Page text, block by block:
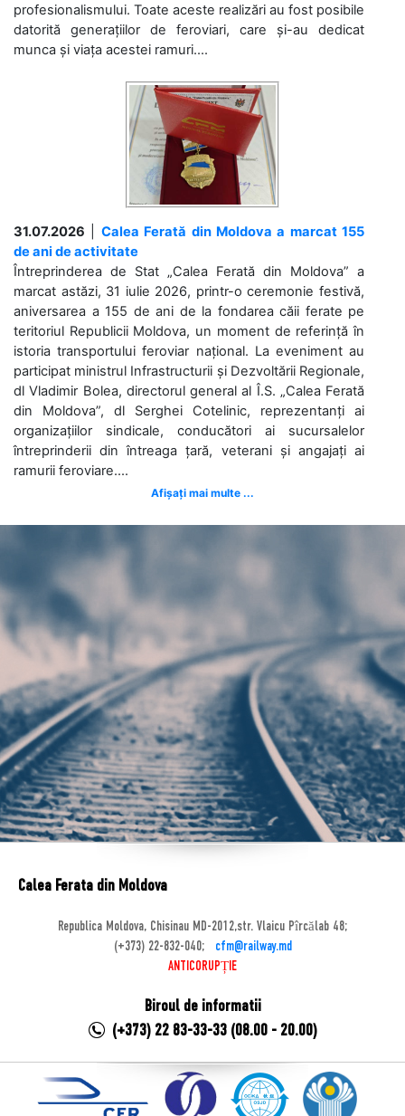
profesionalismului. Toate aceste realizări au fost posibile
datorită generațiilor de feroviari, care și-au dedicat
munca și viața acestei ramuri....
31.07.2026
Calea Ferată din Moldova a marcat 155
de ani de activitate
Întreprinderea de Stat „Calea Ferată din Moldova” a
marcat astăzi, 31 iulie 2026, printr-o ceremonie festivă,
aniversarea a 155 de ani de la fondarea căii ferate pe
teritoriul Republicii Moldova, un moment de referință în
istoria transportului feroviar național. La eveniment au
participat ministrul Infrastructurii și Dezvoltării Regionale,
dl Vladimir Bolea, directorul general al Î.S. „Calea Ferată
din Moldova”, dl Serghei Cotelinic, reprezentanți ai
organizațiilor sindicale, conducători ai sucursalelor
întreprinderii din întreaga țară, veterani și angajați ai
ramurii feroviare....
Afișați mai multe ...
Calea Ferata din Moldova
Republica Moldova, Chisinau MD-2012,str. Vlaicu Pîrcălab 48;
(+373) 22-832-040;
cfm@railway.md
ANTICORUPȚIE
Biroul de informatii
(+373) 22 83-33-33 (08.00 - 20.00)